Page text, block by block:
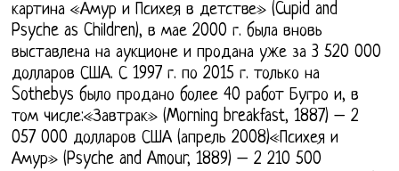
картина «Амур и Психея в детстве» (Cupid and
Psyche as Children), в мае 2000 г. была вновь
выставлена на аукционе и продана уже за 3 520 000
долларов США. С 1997 г. по 2015 г. только на
Sothebys было продано более 40 работ Бугро и, в
том числе:«Завтрак» (Morning breakfast, 1887) – 2
057 000 долларов США (апрель 2008)«Психея и
Амур» (Psyche and Amour, 1889) – 2 210 500